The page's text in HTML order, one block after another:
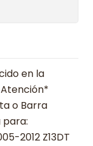
en la
o Barra
para:
2012 Z13DT